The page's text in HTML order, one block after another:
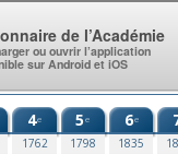
4e
1762
5e
1798
6e
1835
de l’Académie
ou ouvrir l’application
sur Android et iOS